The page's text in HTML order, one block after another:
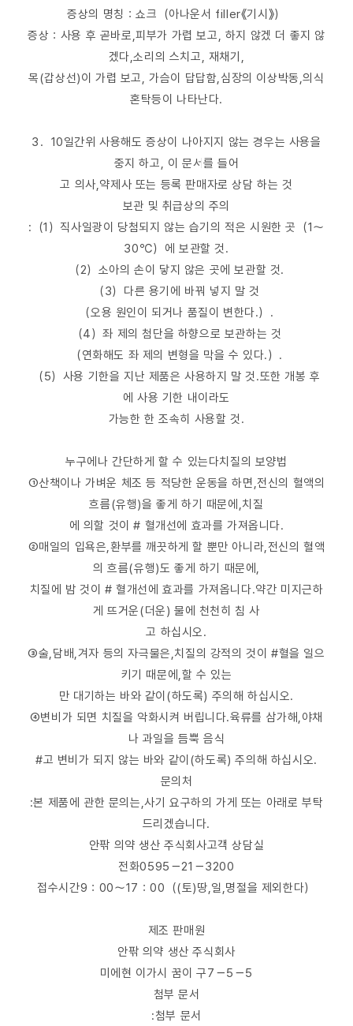
증상의 명칭：쇼크（아나운서 filler《기시》）
증상：사용 후 곧바로,피부가 가렵 보고, 하지 않겠 더 좋지 않
겠다,소리의 스치고, 재채기,
목(갑상선)이 가렵 보고, 가슴이 답답함,심장의 이상박동,의식
혼탁등이 나타난다.
3．10일간위 사용해도 증상이 나아지지 않는 경우는 사용을
중지 하고, 이 문서를 들어
고 의사,약제사 또는 등록 판매자로 상담 하는 것
보관 및 취급상의 주의
:（1）직사일광이 당첨되지 않는 습기의 적은 시원한 곳（1～
30℃）에 보관할 것.
（2）소아의 손이 닿지 않은 곳에 보관할 것.
（3）다른 용기에 바꿔 넣지 말 것
（오용 원인이 되거나 품질이 변한다.）.
（4）좌 제의 첨단을 하향으로 보관하는 것
（연화해도 좌 제의 변형을 막을 수 있다.）.
（5）사용 기한을 지난 제품은 사용하지 말 것.또한 개봉 후
에 사용 기한 내이라도
가능한 한 조속히 사용할 것.
누구에나 간단하게 할 수 있는다치질의 보양법
①산책이나 가벼운 체조 등 적당한 운동을 하면,전신의 혈액의
흐름(유행)을 좋게 하기 때문에,치질
에 의할 것이 # 혈개선에 효과를 가져옵니다.
②매일의 입욕은,환부를 깨끗하게 할 뿐만 아니라,전신의 혈액
의 흐름(유행)도 좋게 하기 때문에,
치질에 밤 것이 # 혈개선에 효과를 가져옵니다.약간 미지근하
게 뜨거운(더운) 물에 천천히 침 사
고 하십시오.
③술,담배,겨자 등의 자극물은,치질의 강적의 것이 #혈을 일으
키기 때문에,할 수 있는
만 대기하는 바와 같이(하도록) 주의해 하십시오.
④변비가 되면 치질을 악화시켜 버립니다.육류를 삼가해,야채
나 과일을 듬뿍 음식
#고 변비가 되지 않는 바와 같이(하도록) 주의해 하십시오.
문의처
:본 제품에 관한 문의는,사기 요구하의 가게 또는 아래로 부탁
드리겠습니다.
안팎 의약 생산 주식회사고객 상담실
전화0595－21－3200
접수시간9：00～17：00（(토)땅,일,명절을 제외한다）
제조 판매원
안팎 의약 생산 주식회사
미에현 이가시 꿈이 구7－5－5
첨부 문서
:첨부 문서